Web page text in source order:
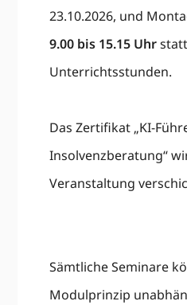
23.10.2026, und
9.00 bis 15.15 Uhr
Unterrichtsstunden.
DasZertifikat „KI-
Insolvenzberatung“
Veranstaltung
Sämtliche Seminare
Modulprinzip